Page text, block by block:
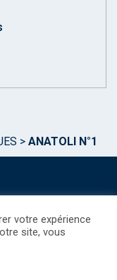
> ANATOLI N°1
votre expérience
site, vous